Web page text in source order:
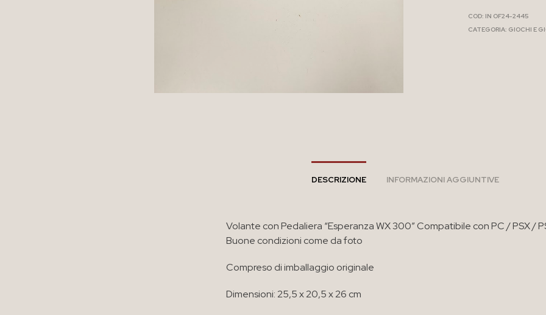
COD: IN OF24-2445
CATEGORIA: GIOCHI E
DESCRIZIONE INFORMAZIONI AGGIUNTIVE
Volante con Pedaliera “Esperanza WX 300” Compatibile con PC / PSX /
Buone condizioni come da foto
Compreso di imballaggio originale
Dimensioni: 25,5 x 20,5 x 26 cm